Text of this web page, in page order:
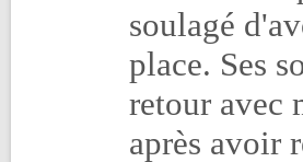
soulagé
place. Ses
retour avec
après avoir